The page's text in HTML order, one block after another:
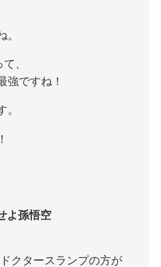
。
、
強ですね！
。
よ孫悟空
クタースランプの方が